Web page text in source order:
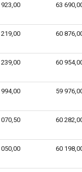
923,00 63
219,00 60
239,00 60
994,00 59
070,50 60
050,00 60